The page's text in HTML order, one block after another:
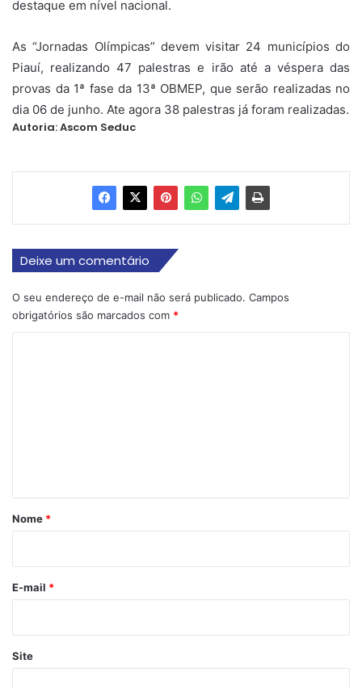
destaque em nível nacional.
As “Jornadas Olímpicas” devem visitar 24 municípios do
Piauí, realizando 47 palestras e irão até a véspera das
provas da 1ª fase da 13ª OBMEP, que serão realizadas no
dia 06 de junho. Ate agora 38 palestras já foram realizadas.
Autoria: Ascom Seduc
Deixe um comentário
O seu endereço de e-mail não será publicado. Campos
obrigatórios são marcados com *
r
*
Nome *
E-mail *
Site